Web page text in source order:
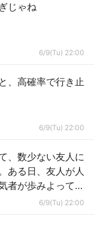
じゃね
6/9(Tu) 22:00
、高確率で行き止
6/9(Tu) 22:00
、数少ない友人に
ある日、友人が人
者が歩みよって…
6/9(Tu) 22:00